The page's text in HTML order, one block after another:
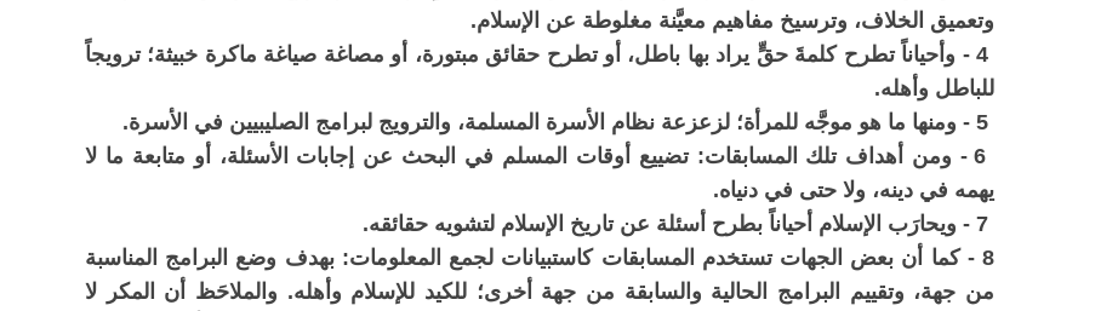
وتعميق الخلاف، وترسيخ مفاهيم معيَّنة مغلوطة عن الإسلام.
4 - وأحياناً تطرح كلمةَ حقٍّ يراد بها باطل، أو تطرح حقائق مبتورة، أو مصاغة صياغة ماكرة خبيثة؛ ترويجاً
للباطل وأهله.
6 - ومن أهداف تلك المسابقات: تضييع أوقات المسلم في البحث عن إجابات الأسئلة، أو متابعة ما لا
يهمه في دينه، ولا حتى في دنياه.
8 - كما أن بعض الجهات تستخدم المسابقات كاستبيانات لجمع المعلومات: بهدف وضع البرامج المناسبة
من جهة، وتقييم البرامج الحالية والسابقة من جهة أخرى؛ للكيد للإسلام وأهله. والملاحَظ أن المكر لا